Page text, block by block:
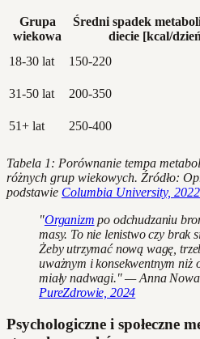
Grupa
wiekowa
Średni spadek
diecie [kcal/
18-30 lat
150-220
31-50 lat
200-350
51+ lat
250-400
Tabela 1: Porównanie tempa
różnych grup wiekowych. Źródło:
podstawie Columbia University, 2022
"Organizm po odchudzaniu
masy. To nie lenistwo czy brak
Żeby utrzymać nową wagę,
uważnym i konsekwentnym niż
miały nadwagi." — Anna
PureZdrowie, 2024
Psychologiczne i społeczne